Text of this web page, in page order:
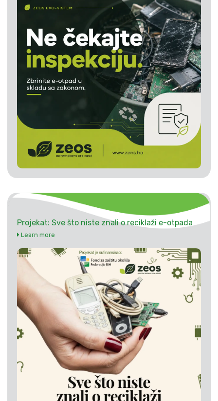
Projekat: Sve što niste znali o reciklaži e-otpada
Learn more